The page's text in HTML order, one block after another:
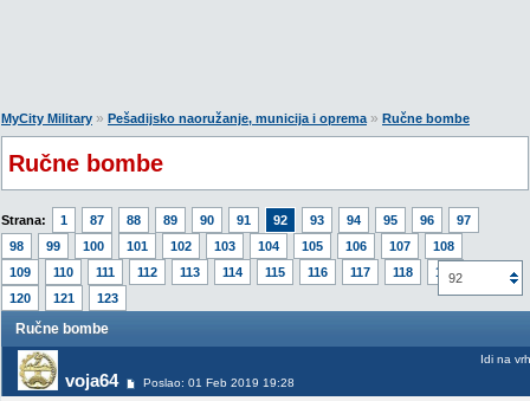
MyCity Military » Pešadijsko naoružanje, municija i oprema» Ručne bombe
Ručne bombe
Strana: 1 87 88 89 90 91 92 93 94 95 96
97
98
99 100 101 102 103 104 105 106 107
108
109
110 111 112 113 114 115 116 117 118
119
120
121 123
92
Ručne bombe
voja64 Poslao: 01 Feb 2019 19:28
Idi na vrh